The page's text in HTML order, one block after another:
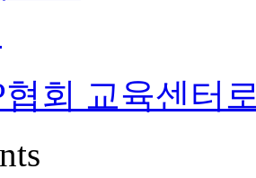
협회 교육센터